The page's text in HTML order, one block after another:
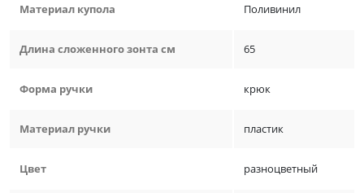
Материал купола Поливинил
Длина сложенного зонта см 65
Форма ручки крюк
Материал ручки пластик
Цвет разноцветный